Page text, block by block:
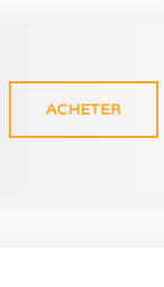
ACHETER